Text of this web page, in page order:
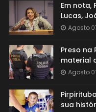
Em nota,
Lucas,
Agosto
Preso na
material
Agosto
sua